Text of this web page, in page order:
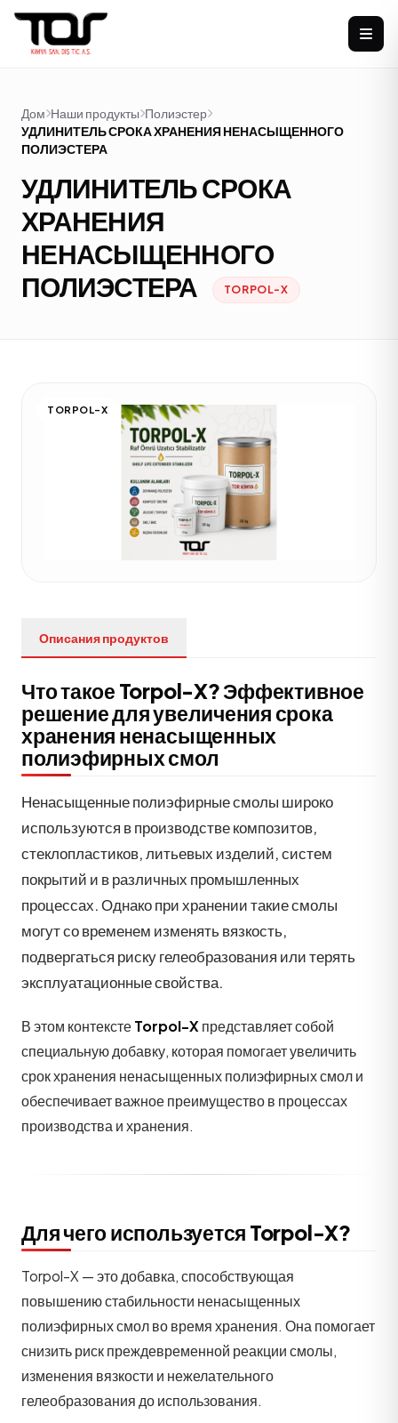
Дом Наши продукты Полиэстер
УДЛИНИТЕЛЬ СРОКА ХРАНЕНИЯ НЕНАСЫЩЕННОГО
ПОЛИЭСТЕРА
УДЛИНИТЕЛЬ СРОКА
ХРАНЕНИЯ
НЕНАСЫЩЕННОГО
ПОЛИЭСТЕРА
TORPOL-X
TORPOL-X
Описания продуктов
Что такое Torpol-X? Эффективное
решение для увеличения срока
хранения ненасыщенных
полиэфирных смол
Ненасыщенные полиэфирные смолы широко
используются в производстве композитов,
стеклопластиков, литьевых изделий, систем
покрытий и в различных промышленных
процессах. Однако при хранении такие смолы
могут со временем изменять вязкость,
подвергаться риску гелеобразования или терять
эксплуатационные свойства.
В этом контекстеTorpol-Xпредставляет собой
специальную добавку, которая помогает увеличить
срок хранения ненасыщенных полиэфирных смол и
обеспечивает важное преимущество в процессах
производства и хранения.
Для чего используется Torpol-X?
Torpol-X — это добавка, способствующая
повышению стабильности ненасыщенных
полиэфирных смол во время хранения. Она помогает
снизить риск преждевременной реакции смолы,
изменения вязкости и нежелательного
гелеобразования до использования.